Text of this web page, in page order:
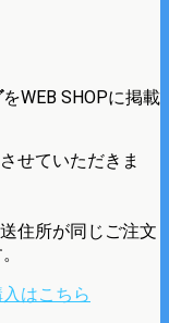
をWEB SHOPに掲載
せていただきま
住所が同じご注文
はこちら